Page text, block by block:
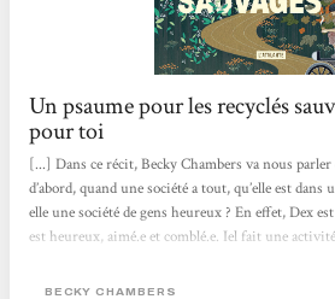
Un psaume pour les recyclés
pour toi
[...] Dans ce récit, Becky Chambers va nous
d’abord, quand une société a tout, qu’elle est dans
elle une société de gens heureux ? En effet, Dex
est heureux, aimé.e et comblé.e. Iel fait une
monastère et d’écouter des chants de grillons.. En
BECKY CHAMBERS